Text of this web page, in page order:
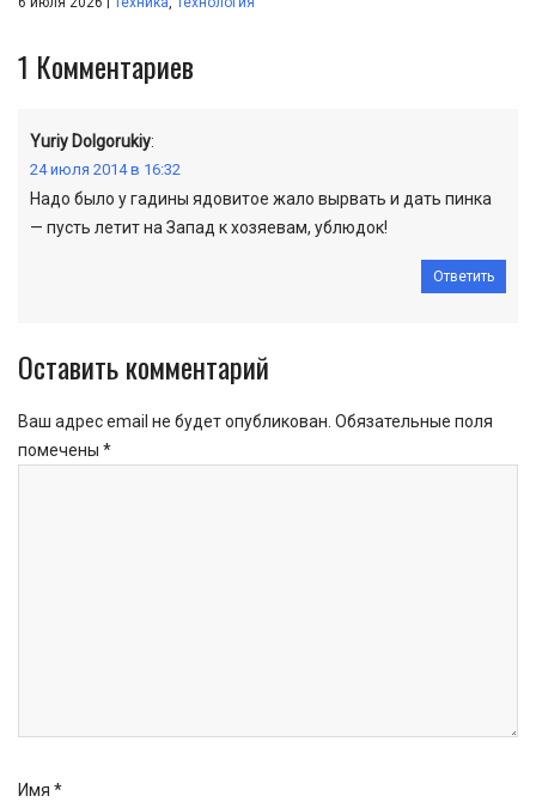
1 Комментариев
Yuriy Dolgorukiy:
24 июля 2014 в 16:32
Надо было у гадины ядовитое жало вырвать и дать пинка
— пусть летит на Запад к хозяевам, ублюдок!
Ответить
Оставить комментарий
Ваш адрес email не будет опубликован. Обязательные поля
помечены *
Имя *